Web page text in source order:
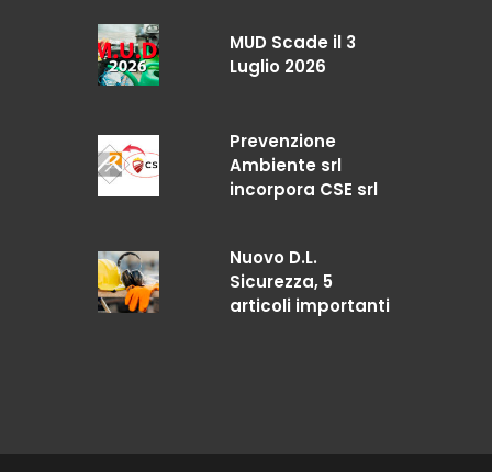
MUD Scade il 3
Luglio 2026
Prevenzione
Ambiente srl
incorpora CSE srl
Nuovo D.L.
Sicurezza, 5
articoli importanti